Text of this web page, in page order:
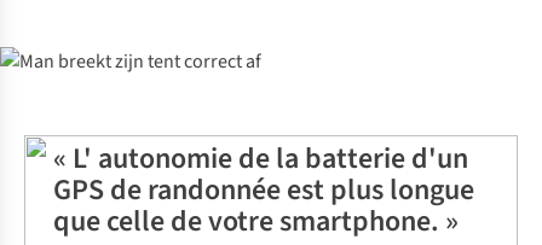
« L' autonomie de la batterie d'un
GPS de randonnée est plus longue
que celle de votre smartphone. »